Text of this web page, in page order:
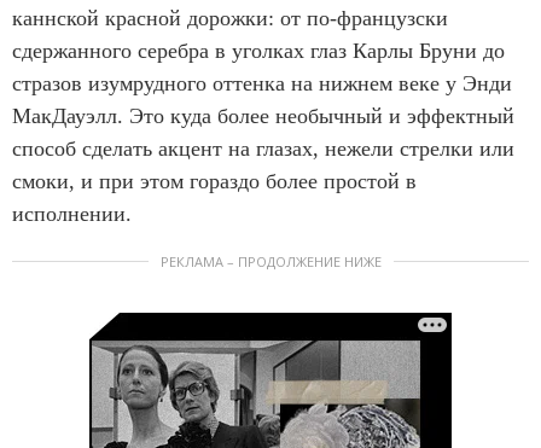
каннской красной дорожки: от по-французски
сдержанного серебра в уголках глаз Карлы Бруни до
стразов изумрудного оттенка на нижнем веке у Энди
МакДауэлл. Это куда более необычный и эффектный
способ сделать акцент на глазах, нежели стрелки или
смоки, и при этом гораздо более простой в
исполнении.
РЕКЛАМА – ПРОДОЛЖЕНИЕ НИЖЕ